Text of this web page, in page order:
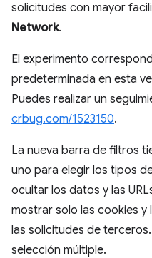
solicitudes con mayor
Network.
El experimento
predeterminada en esta
Puedes realizar un
crbug.com/1523150.
La nueva barra de filtros
uno para elegir los tipos
ocultar los datos y las
mostrar solo las cookies y
las solicitudes de
selección múltiple.